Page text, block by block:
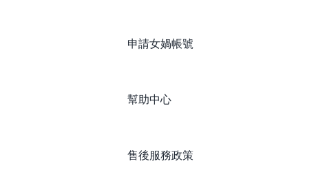
申請女媧帳號
幫助中心
售後服務政策